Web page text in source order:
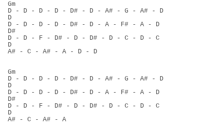
Gm
D - D - D - D - D# - D - A# - G - A# - D
D
D - D - D - D - D# - D - A - F# - A - D
D#
D - D - F - D# - D - D# - D - C - D - C
D
A# - C - A# - A - D - D
Gm
D - D - D - D - D# - D - A# - G - A# - D
D
D - D - D - D - D# - D - A - F# - A - D
D#
D - D - F - D# - D - D# - D - C - D - C
D
A# - C - A# - A